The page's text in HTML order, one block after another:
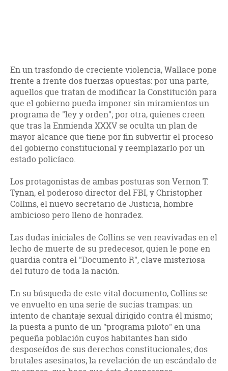
En un trasfondo de creciente violencia, Wallace pone
frente a frente dos fuerzas opuestas: por una parte,
aquellos que tratan de modificar la Constitución para
que el gobierno pueda imponer sin miramientos un
programa de "ley y orden"; por otra, quienes creen
que tras la Enmienda XXXV se oculta un plan de
mayor alcance que tiene por fin subvertir el proceso
del gobierno constitucional y reemplazarlo por un
estado policíaco.
Los protagonistas de ambas posturas son Vernon T.
Tynan, el poderoso director del FBI, y Christopher
Collins, el nuevo secretario de Justicia, hombre
ambicioso pero lleno de honradez.
Las dudas iniciales de Collins se ven reavivadas en el
lecho de muerte de su predecesor, quien le pone en
guardia contra el "Documento R", clave misteriosa
del futuro de toda la nación.
En su búsqueda de este vital documento, Collins se
ve envuelto en una serie de sucias trampas: un
intento de chantaje sexual dirigido contra él mismo;
la puesta a punto de un "programa piloto" en una
pequeña población cuyos habitantes han sido
desposeídos de sus derechos constitucionales; dos
brutales asesinatos; la revelación de un escándalo de